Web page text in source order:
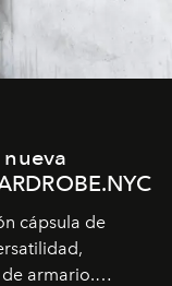
cápsula de
armario.